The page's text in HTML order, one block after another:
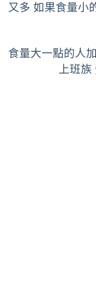
又多 如果食量小
食量大一點的人
上班